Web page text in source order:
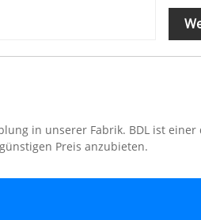
in unserer Fabrik. BDL ist
Preis anzubieten.